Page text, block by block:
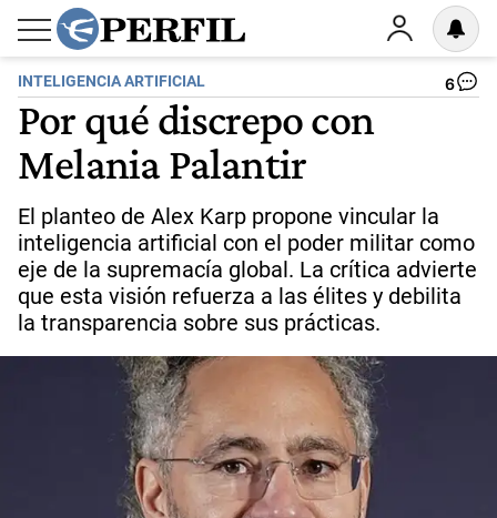
INTELIGENCIA ARTIFICIAL 6
Por qué discrepo con
Melania Palantir
El planteo de Alex Karp propone vincular la
inteligencia artificial con el poder militar como
eje de la supremacía global. La crítica advierte
que esta visión refuerza a las élites y debilita
la transparencia sobre sus prácticas.